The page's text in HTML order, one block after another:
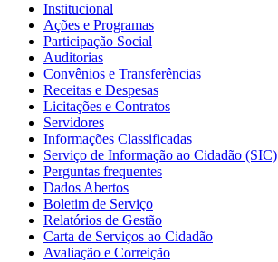
Institucional
Ações e Programas
Participação Social
Auditorias
Convênios e Transferências
Receitas e Despesas
Licitações e Contratos
Servidores
Informações Classificadas
Serviço de Informação ao Cidadão (SIC)
Perguntas frequentes
Dados Abertos
Boletim de Serviço
Relatórios de Gestão
Carta de Serviços ao Cidadão
Avaliação e Correição